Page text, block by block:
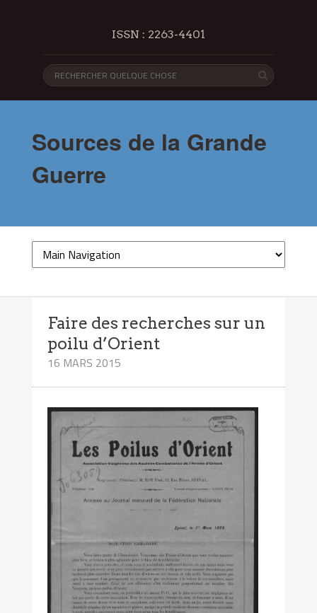
ISSN : 2263-4401
Sources de la Grande
Guerre
Faire des recherches sur un
poilu d’Orient
16 MARS 2015